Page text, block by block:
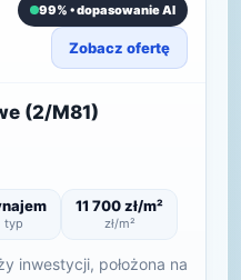
99% • dopasowanie AI
Zobacz ofertę
(2/M81)
typ
11 700 zł/m²
zł/m²
inwestycji, położona na